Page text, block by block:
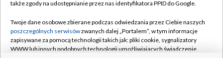
Rada Programowa
System NOS
Kontakt
także zgody na udostępnianie przez nas identyfikatora PPID do Google.
Twoje dane osobowe zbierane podczas odwiedzania przez Ciebie naszych
poszczególnych serwisówzwanych dalej „Portalem”, w tym informacje
zapisywane za pomocą technologii takich jak: pliki cookie, sygnalizatory
WWW lub innych podobnych technologii umożliwiających świadczenie